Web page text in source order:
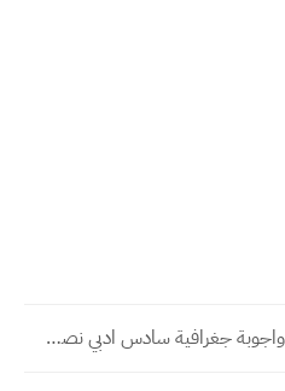
اسئلة واجوبة جغرافية سادس ادبي نصف السنة 2023